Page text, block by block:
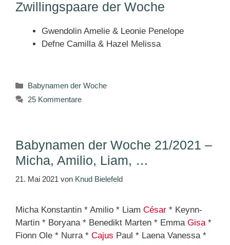
Zwillingspaare der Woche
Gwendolin Amelie & Leonie Penelope
Defne Camilla & Hazel Melissa
Kategorien
Babynamen der Woche
25 Kommentare
Babynamen der Woche 21/2021 –
Micha, Amilio, Liam, …
21. Mai 2021 von Knud Bielefeld
Micha Konstantin * Amilio * Liam César * Keynn-
Martin * Boryana * Benedikt Marten * Emma Gisa*
Fionn Ole * Nurra * Cajus Paul * Laena Vanessa *